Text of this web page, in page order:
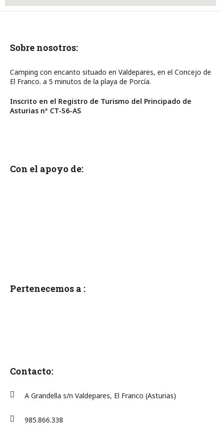
Sobre nosotros:
Camping con encanto situado en Valdepares, en el Concejo de
El Franco. a 5 minutos de la playa de Porcía.
Inscrito en el Registro de Turismo del Principado de
Asturias nº CT-56-AS
Con el apoyo de:
Pertenecemos a :
Contacto:
A Grandella s/n Valdepares, El Franco (Asturias)
985.866.338